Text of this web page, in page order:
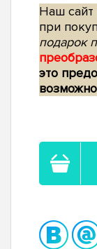
Наш сайт
при
подарок
это